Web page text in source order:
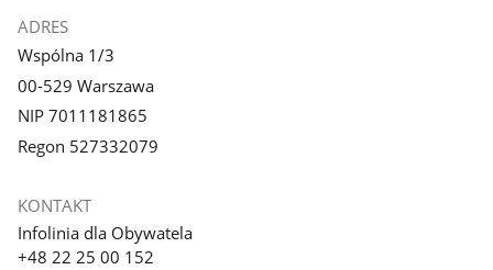
ADRES
Wspólna 1/3
00-529 Warszawa
NIP 7011181865
Regon 527332079
KONTAKT
Infolinia dla Obywatela
+48 22 25 00 152